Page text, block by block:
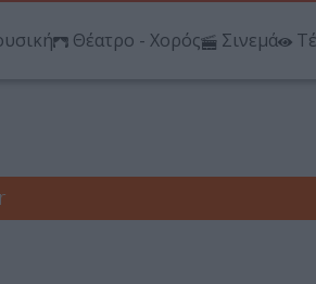
Θέατρο - Χορός Σινεμά